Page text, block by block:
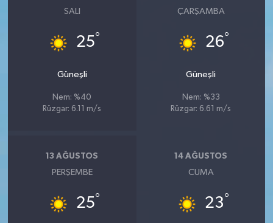
SALI
25°
Güneşli
Nem: %40
Rüzgar: 6.11 m/s
ÇARŞAMBA
26°
Güneşli
Nem: %33
Rüzgar: 6.61 m/s
13 AĞUSTOS
PERŞEMBE
25°
14 AĞUSTOS
CUMA
23°